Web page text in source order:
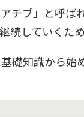
チブ」と呼ば
していくた
礎知識から